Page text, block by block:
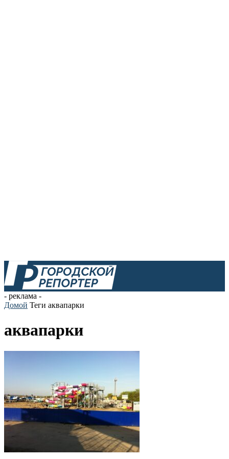
- реклама -
Домой Теги аквапарки
аквапарки